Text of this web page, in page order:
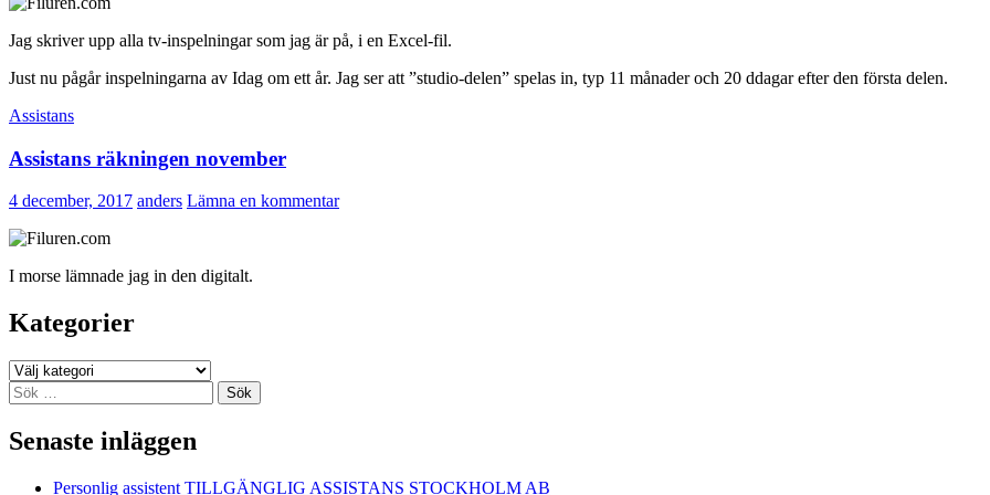
Jag skriver upp alla tv-inspelningar som jag är på, i en Excel-fil.
Just nu pågår inspelningarna av Idag om ett år. Jag ser att ”studio-delen” spelas in, typ 11 månader och 20 ddagar efter den första delen.
Assistans
Assistans räkningen november
4 december, 2017 anders Lämna en kommentar
I morse lämnade jag in den digitalt.
Kategorier
Kategorier
Sök
efter:
Senaste inläggen
Personlig assistent TILLGÄNGLIG ASSISTANS STOCKHOLM AB